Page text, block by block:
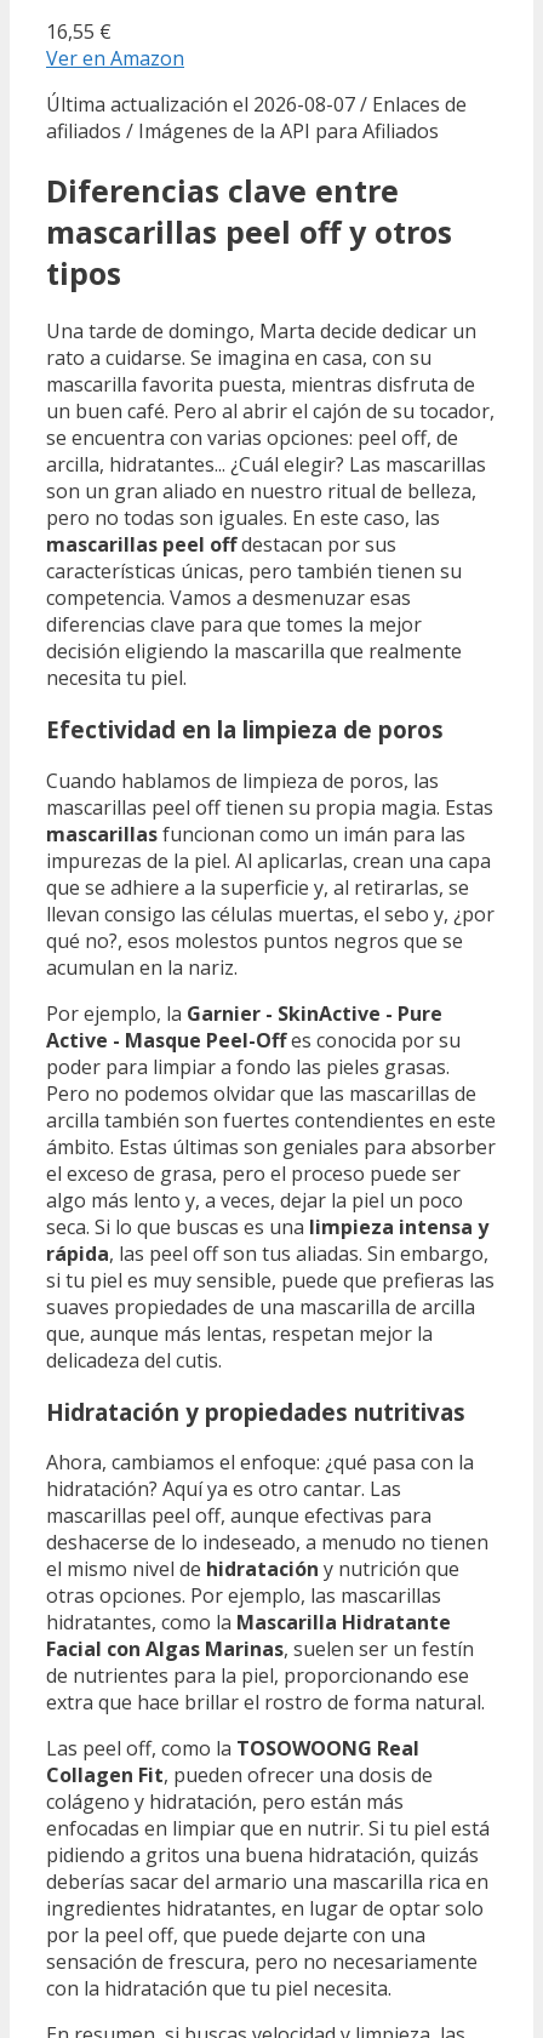
16,55 €
Ver en Amazon
Última actualización el 2026-08-07 / Enlaces de
afiliados / Imágenes de la API para Afiliados
Diferencias clave entre
mascarillas peel off y otros
tipos
Una tarde de domingo, Marta decide dedicar un
rato a cuidarse. Se imagina en casa, con su
mascarilla favorita puesta, mientras disfruta de
un buen café. Pero al abrir el cajón de su tocador,
se encuentra con varias opciones: peel off, de
arcilla, hidratantes... ¿Cuál elegir? Las mascarillas
son un gran aliado en nuestro ritual de belleza,
pero no todas son iguales. En este caso, las
mascarillas peel offdestacan por sus
características únicas, pero también tienen su
competencia. Vamos a desmenuzar esas
diferencias clave para que tomes la mejor
decisión eligiendo la mascarilla que realmente
necesita tu piel.
Efectividad en la limpieza de poros
Cuando hablamos de limpieza de poros, las
mascarillas peel off tienen su propia magia. Estas
mascarillasfuncionan como un imán para las
impurezas de la piel. Al aplicarlas, crean una capa
que se adhiere a la superficie y, al retirarlas, se
llevan consigo las células muertas, el sebo y, ¿por
qué no?, esos molestos puntos negros que se
acumulan en la nariz.
Por ejemplo, la Garnier - SkinActive - Pure
Active - Masque Peel-Offes conocida por su
poder para limpiar a fondo las pieles grasas.
Pero no podemos olvidar que las mascarillas de
arcilla también son fuertes contendientes en este
ámbito. Estas últimas son geniales para absorber
el exceso de grasa, pero el proceso puede ser
algo más lento y, a veces, dejar la piel un poco
seca. Si lo que buscas es una limpieza intensa y
rápida, las peel off son tus aliadas. Sin embargo,
si tu piel es muy sensible, puede que prefieras las
suaves propiedades de una mascarilla de arcilla
que, aunque más lentas, respetan mejor la
delicadeza del cutis.
Hidratación y propiedades nutritivas
Ahora, cambiamos el enfoque: ¿qué pasa con la
hidratación? Aquí ya es otro cantar. Las
mascarillas peel off, aunque efectivas para
deshacerse de lo indeseado, a menudo no tienen
el mismo nivel de hidratación y nutrición que
otras opciones. Por ejemplo, las mascarillas
hidratantes, como la Mascarilla Hidratante
Facial con Algas Marinas, suelen ser un festín
de nutrientes para la piel, proporcionando ese
extra que hace brillar el rostro de forma natural.
Las peel off, como la TOSOWOONG Real
Collagen Fit, pueden ofrecer una dosis de
colágeno y hidratación, pero están más
enfocadas en limpiar que en nutrir. Si tu piel está
pidiendo a gritos una buena hidratación, quizás
deberías sacar del armario una mascarilla rica en
ingredientes hidratantes, en lugar de optar solo
por la peel off, que puede dejarte con una
sensación de frescura, pero no necesariamente
con la hidratación que tu piel necesita.